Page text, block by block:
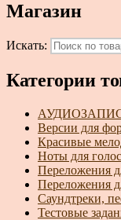
Магазин
Искать:
Категории
Версии для
Красивые
Ноты для
Переложения
Переложения
Саундтреки,
Тестовые